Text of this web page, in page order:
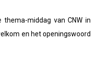
middag van CNW in
en het openingswoord